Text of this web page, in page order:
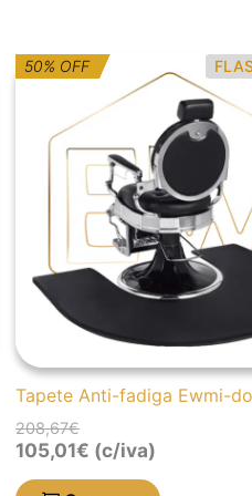
50% OFF
Tapete Anti-fadiga Ewmi-do
208,67€
O
preço
original
era:
O
preço
atual
é:
105,01€ (c/iva)